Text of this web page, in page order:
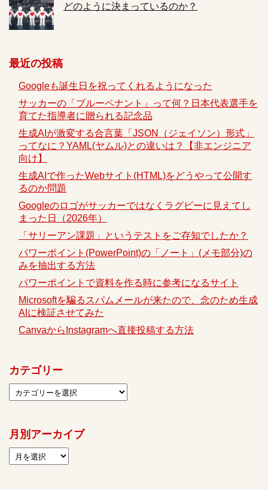
どのように決まっているのか？
最近の投稿
Googleも誕生日を祝ってくれるようになった
サッカーの「ブルーペナント」って何？日本代表選手を
育てた指導者に贈られる記念品
生成AIが激変する合言葉「JSON（ジェイソン）形式」
ってなに？YAML(ヤムル)との違いは？【非エンジニア
向け】
生成AIで作ったWebサイト(HTML)をどうやって公開す
るのか問題
Googleのロゴがサッカーではなくラグビーに見えてし
まった日（2026年）
「サリーアン課題」というテストをご存知でしたか？
パワーポイント(PowerPoint)の「ノート」(メモ部分)の
みを抽出する方法
パワーポイントで資料を作る時に参考になるサイト
Microsoftを騙るスパムメールが来たので、念のため生成
AIに検証させてみた
CanvaからInstagramへ直接投稿する方法
カテゴリー
月別アーカイブ